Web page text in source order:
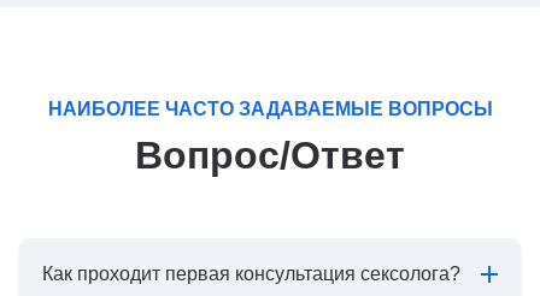
НАИБОЛЕЕ ЧАСТО ЗАДАВАЕМЫЕ ВОПРОСЫ
Вопрос/Ответ
Как проходит первая консультация сексолога?